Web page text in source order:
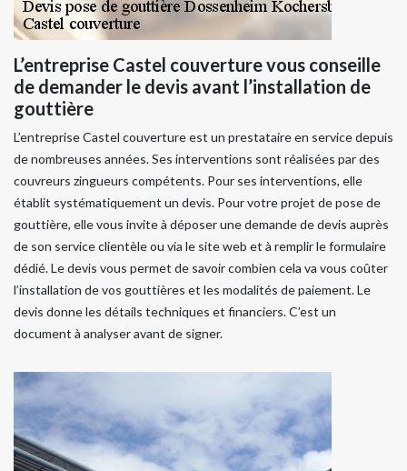
L’entreprise Castel couverture vous conseille
de demander le devis avant l’installation de
gouttière
L’entreprise Castel couverture est un prestataire en service depuis
de nombreuses années. Ses interventions sont réalisées par des
couvreurs zingueurs compétents. Pour ses interventions, elle
établit systématiquement un devis. Pour votre projet de pose de
gouttière, elle vous invite à déposer une demande de devis auprès
de son service clientèle ou via le site web et à remplir le formulaire
dédié. Le devis vous permet de savoir combien cela va vous coûter
l’installation de vos gouttières et les modalités de paiement. Le
devis donne les détails techniques et financiers. C’est un
document à analyser avant de signer.